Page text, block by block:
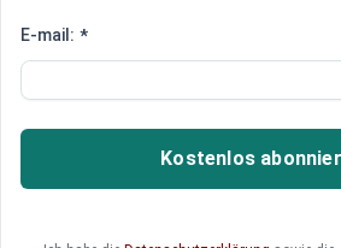
Milliardenzuschuss
vier Prozent
Ab 2026 sollen
Verbraucher in Deutschland
E-mail: *
Kostenlos